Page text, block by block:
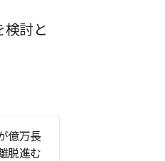
検討と
億万長
脱進む